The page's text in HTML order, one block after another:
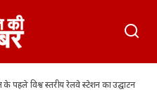
पहले विश्व स्तरीय रेलवे स्टेशन का उद्घाटन